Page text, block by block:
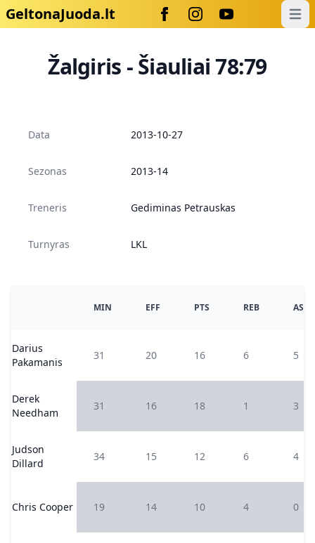
GeltonaJuoda.lt
Žalgiris - Šiauliai 78:79
Data 2013-10-27
Sezonas 2013-14
Treneris Gediminas Petrauskas
Turnyras LKL
MIN EFF PTS REB AS
Darius
Pakamanis
31 20 16 6 5
Derek
Needham
31 16 18 1 3
Judson
Dillard
34 15 12 6 4
Chris Cooper 19 14 10 4 0